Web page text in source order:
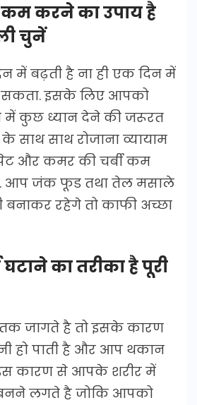
कम करने का उपाय है
चुनें
में बढ़ती है ना ही एक दिन में
सकता. इसके लिए आपको
में कुछ ध्यान देने की जरूरत
साथ साथ रोजाना व्यायाम
और कमर की चर्बी कम
जंक फूड तथा तेल मसाले
बनाकर रहेगे तो काफी अच्छा
घटाने का तरीका है पूरी
जागते है तो इसके कारण
हो पाती है और आप थकान
कारण से आपके शरीर में
लगते है जोकि आपको